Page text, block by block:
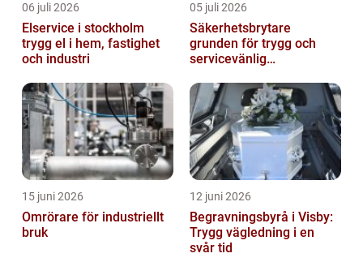
06 juli 2026
Elservice i stockholm
trygg el i hem, fastighet
och industri
05 juli 2026
Säkerhetsbrytare
grunden för trygg och
servicevänlig
15 juni 2026
Omrörare för industriellt
bruk
12 juni 2026
Begravningsbyrå i Visby:
Trygg vägledning i en
svår tid